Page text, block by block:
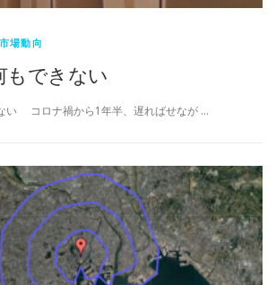
場動向
もできない
い コロナ禍から1年半、遅ればせなが …